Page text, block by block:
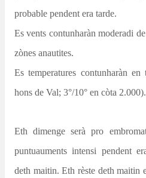
probable pendent era tarde.
Es vents contunharàn moderadi
zònes anautites.
Es temperatures contunharàn en
hons de Val; 3°/10° en còta 2.000).
Eth dimenge serà pro
puntuauments intensi pendent
deth maitin. Eth rèste deth maitin